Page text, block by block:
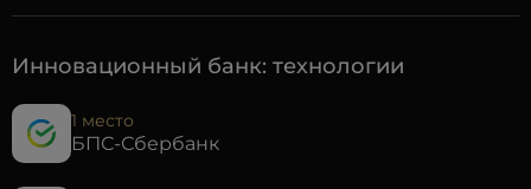
Инновационный банк: технологии
1 место
БПС-Сбербанк